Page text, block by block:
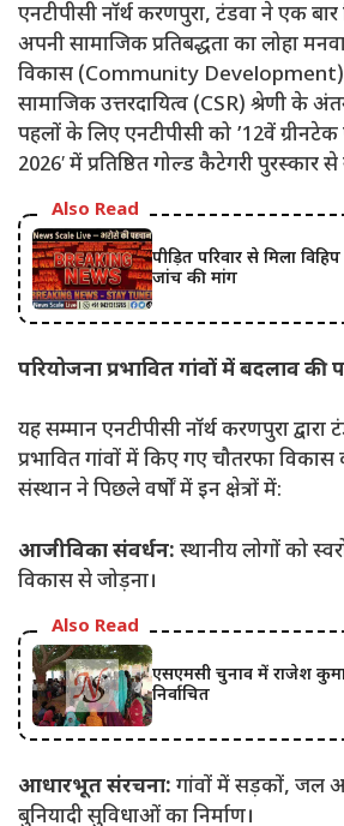
एनटीपीसी नॉर्थ करणपुरा, टंडवा ने एक बार
अपनी सामाजिक प्रतिबद्धता का लोहा
विकास (Community Development)
सामाजिक उत्तरदायित्व (CSR) श्रेणी के
पहलों के लिए एनटीपीसी को ’12वें
2026′ में प्रतिष्ठित गोल्ड कैटेगरी पुरस्कार
Also Read
पीड़ित परिवार से मिला विहिप
जांच की मांग
परियोजना प्रभावित गांवों में बदलाव की
यह सम्मान एनटीपीसी नॉर्थ करणपुरा द्वारा
प्रभावित गांवों में किए गए चौतरफा विकास
संस्थान ने पिछले वर्षों में इन क्षेत्रों में:
आजीविका संवर्धन: स्थानीय लोगों को
विकास से जोड़ना।
Also Read
एसएमसी चुनाव में राजेश
निर्वाचित
आधारभूत संरचना: गांवों में सड़कों, जल
बुनियादी सुविधाओं का निर्माण।